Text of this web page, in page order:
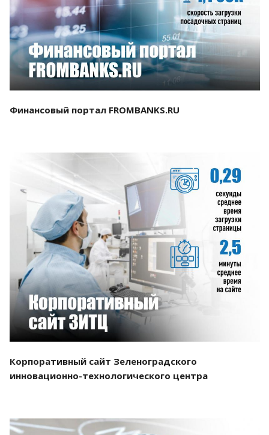
Смотреть проект
Финансовый портал FROMBANKS.RU
Смотреть проект
Корпоративный сайт Зеленоградского
инновационно-технологического центра